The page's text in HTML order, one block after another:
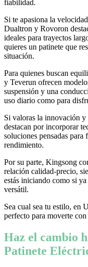
fiabilidad.
Si te apasiona la
Dualtron y Rovoron
ideales para trayectos
quieres un patinete que
situación.
Para quienes buscan
y Teverun ofrecen
suspensión y una
uso diario como para
Si valoras la innovación
destacan por incorporar
soluciones pensadas
rendimiento.
Por su parte, Kingsong
relación calidad-precio,
estás iniciando como si
versátil.
Sea cual sea tu estilo, en
perfecto para moverte
Haz el cambio
Patinete